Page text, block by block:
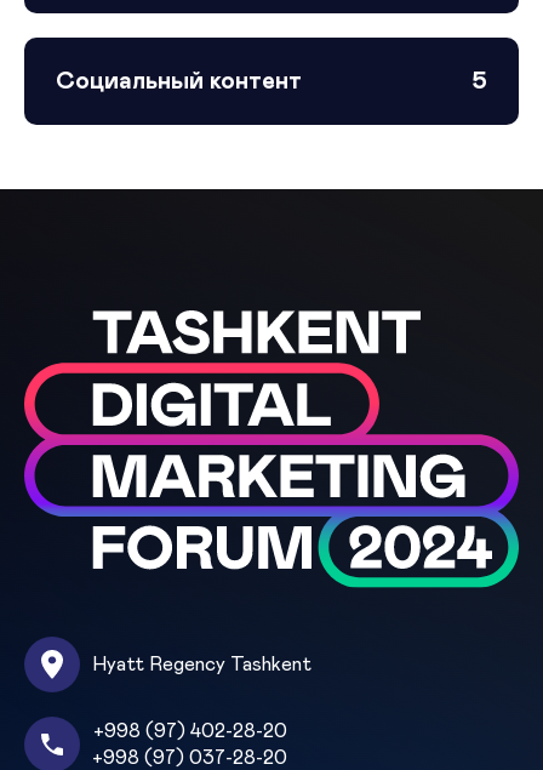
Социальный контент 5
Hyatt Regency Tashkent
+998 (97) 402-28-20
+998 (97) 037-28-20